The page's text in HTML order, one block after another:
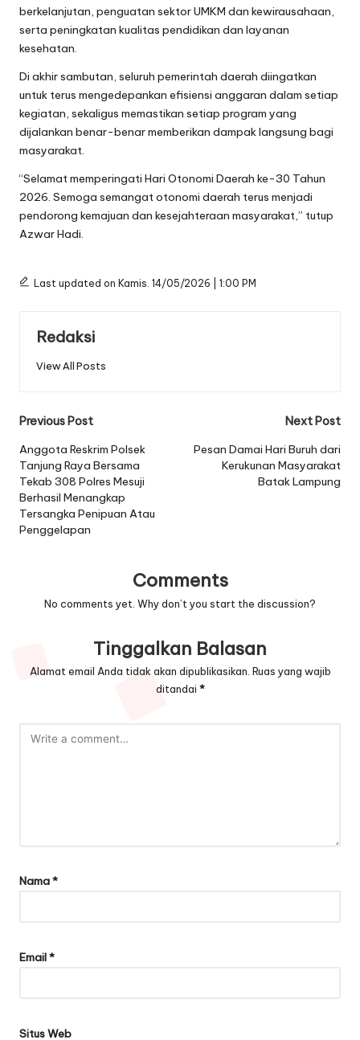
berkelanjutan, penguatan sektor UMKM dan kewirausahaan,
serta peningkatan kualitas pendidikan dan layanan
kesehatan.
Di akhir sambutan, seluruh pemerintah daerah diingatkan
untuk terus mengedepankan efisiensi anggaran dalam setiap
kegiatan, sekaligus memastikan setiap program yang
dijalankan benar-benar memberikan dampak langsung bagi
masyarakat.
“Selamat memperingati Hari Otonomi Daerah ke-30 Tahun
2026. Semoga semangat otonomi daerah terus menjadi
pendorong kemajuan dan kesejahteraan masyarakat,” tutup
Azwar Hadi.
Last updated on Kamis. 14/05/2026 | 1:00 PM
Redaksi
View All Posts
Post
navigation
Previous Post
Anggota Reskrim Polsek
Tanjung Raya Bersama
Tekab 308 Polres Mesuji
Berhasil Menangkap
Tersangka Penipuan Atau
Penggelapan
Next Post
Pesan Damai Hari Buruh dari
Kerukunan Masyarakat
Batak Lampung
Comments
No comments yet. Why don’t you start the discussion?
Tinggalkan Balasan
Alamat email Anda tidak akan dipublikasikan. Ruas yang wajib
ditandai *
Nama*
Email*
Situs Web